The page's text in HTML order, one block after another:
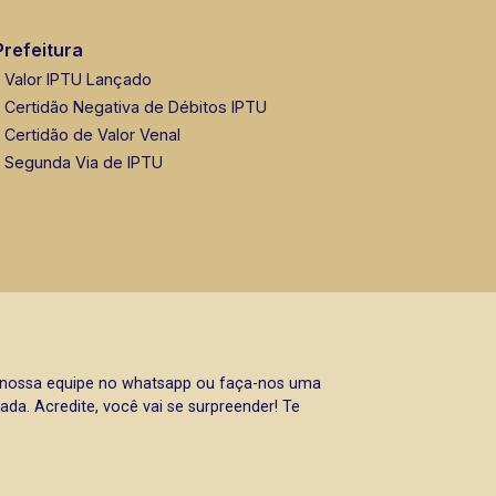
Valor IPTU Lançado
Certidão Negativa de Débitos IPTU
Certidão de Valor Venal
Segunda Via de IPTU
equipe no whatsapp ou faça-nos uma
Acredite, você vai se surpreender! Te